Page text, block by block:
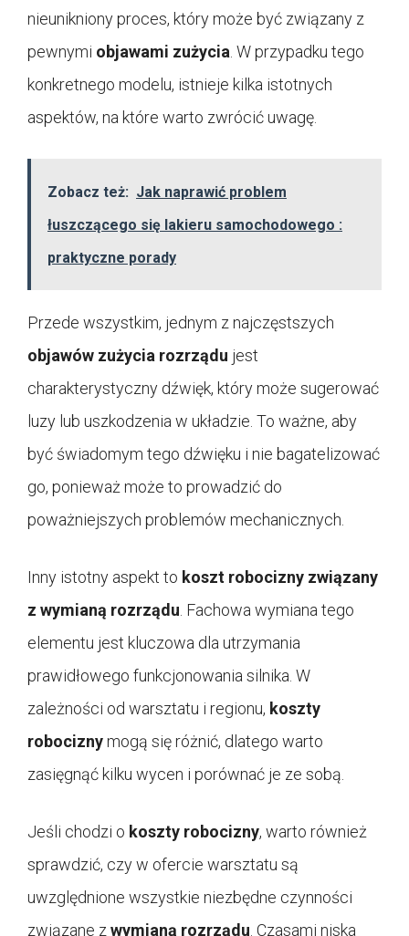
nieunikniony proces, który może być związany z
pewnymi objawami zużycia . W przypadku tego
konkretnego modelu, istnieje kilka istotnych
aspektów, na które warto zwrócić uwagę.
Zobacz też: Jak naprawić problem
łuszczącego się lakieru samochodowego :
praktyczne porady
Przede wszystkim, jednym z najczęstszych
objawów zużycia rozrządu jest
charakterystyczny dźwięk, który może sugerować
luzy lub uszkodzenia w układzie. To ważne, aby
być świadomym tego dźwięku i nie bagatelizować
go, ponieważ może to prowadzić do
poważniejszych problemów mechanicznych.
Inny istotny aspekt to koszt robocizny związany
z wymianą rozrządu . Fachowa wymiana tego
elementu jest kluczowa dla utrzymania
prawidłowego funkcjonowania silnika. W
zależności od warsztatu i regionu, koszty
robociznymogą się różnić, dlatego warto
zasięgnąć kilku wycen i porównać je ze sobą.
Jeśli chodzi o koszty robocizny, warto również
sprawdzić, czy w ofercie warsztatu są
uwzględnione wszystkie niezbędne czynności
związane z wymianą rozrządu . Czasami niska